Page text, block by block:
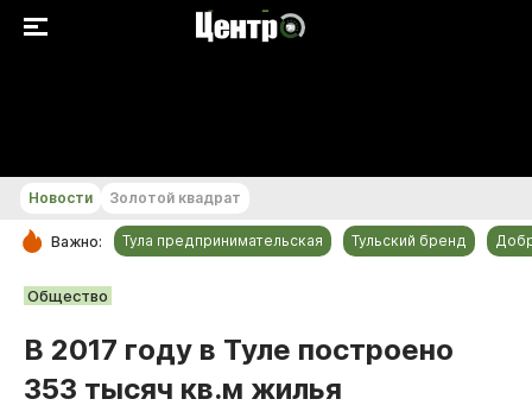
РУБРИКИ
Общество
Культура
Происшествия
Новости Золотой квадрат
Важно: Тула предпринимательская Тульский бренд
Общество
В 2017 году в Туле построено
353 тысяч кв.м жилья